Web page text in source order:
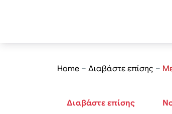
Home – Διαβάστε επίσης –
Διαβάστε επίσης